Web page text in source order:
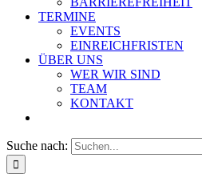
TERMINE
EVENTS
EINREICHFRISTEN
ÜBER UNS
WER WIR SIND
TEAM
KONTAKT
Suche nach: